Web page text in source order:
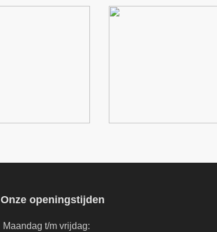
Onze openingstijden
Maandag t/m vrijdag: